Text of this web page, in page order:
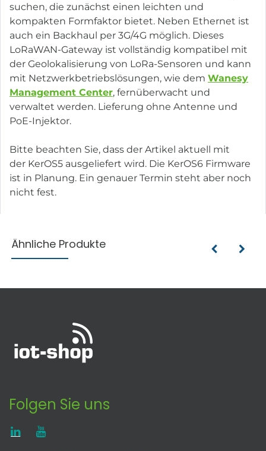
suchen, die zunächst einen leichten und
kompakten Formfaktor bietet. Neben Ethernet ist
auch ein Backhaul per 3G/4G möglich. Dieses
LoRaWAN-Gateway ist vollständig kompatibel mit
der Geolokalisierung von LoRa-Sensoren und kann
mit Netzwerkbetriebslösungen, wie dem Wanesy
Management Center, fernüberwacht und
verwaltet werden. Lieferung ohne Antenne und
PoE-Injektor.
Bitte beachten Sie, dass der Artikel aktuell mit
der KerOS5 ausgeliefert wird. Die KerOS6 Firmware
ist in Planung. Ein genauer Termin steht aber noch
nicht fest.
Ähnliche Produkte
Folgen Sie uns